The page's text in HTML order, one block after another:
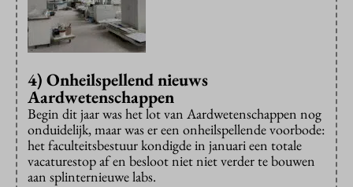
4) Onheilspellend nieuws
Aardwetenschappen
Begin dit jaar was het lot van Aardwetenschappen nog
onduidelijk, maar was er een onheilspellende voorbode:
het faculteitsbestuur kondigde in januari een totale
vacaturestop af en besloot niet niet verder te bouwen
aan splinternieuwe labs.